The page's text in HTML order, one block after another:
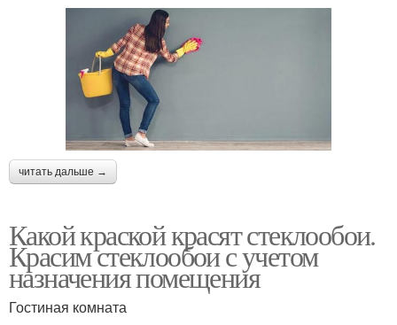
читать дальше →
Какой краской красят стеклообои.
Красим стеклообои с учетом
назначения помещения
Гостиная комната